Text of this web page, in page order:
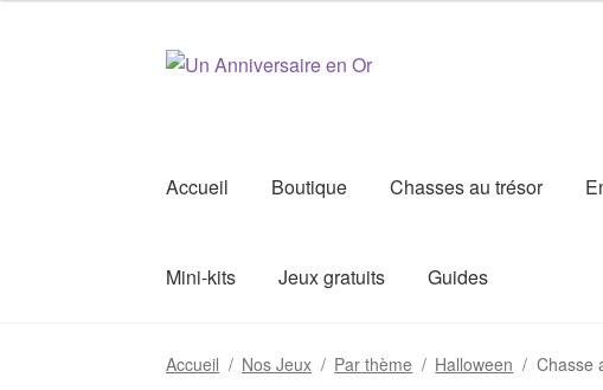
Aller
Aller
Accueil Boutique Chasses au trésor
Mini-kits Jeux gratuits Guides
Accueil / Nos Jeux / Par thème / Halloween / Chasse